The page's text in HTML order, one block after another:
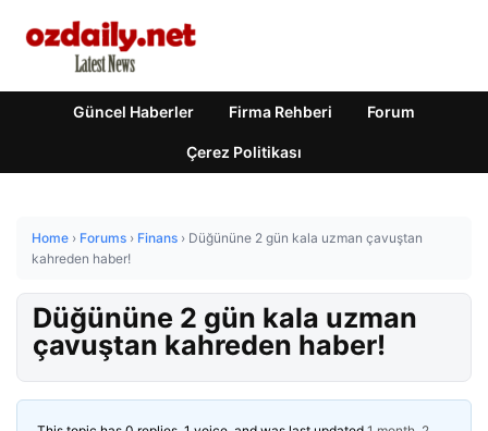
Güncel Haberler Firma Rehberi Forum
Çerez Politikası
Home › Forums › Finans › Düğününe 2 gün kala uzman çavuştan
kahreden haber!
Düğününe 2 gün kala uzman
çavuştan kahreden haber!